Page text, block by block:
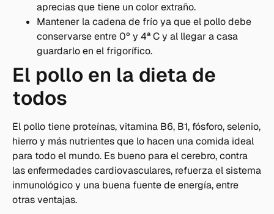
aprecias que tiene un color extraño.
Mantener la cadena de frío ya que el pollo debe
conservarse entre 0º y 4ª C y al llegar a casa
guardarlo en el frigorífico.
El pollo en la dieta de
todos
El pollo tiene proteínas, vitamina B6, B1, fósforo, selenio,
hierro y más nutrientes que lo hacen una comida ideal
para todo el mundo. Es bueno para el cerebro, contra
las enfermedades cardiovasculares, refuerza el sistema
inmunológico y una buena fuente de energía, entre
otras ventajas.